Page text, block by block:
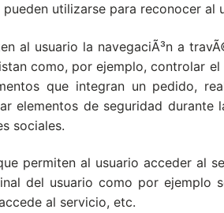
utilizarse para reconocer al
al usuario la navegaciÃ³n a
como, por ejemplo, controlar
que integran un pedido,
elementos de seguridad
sociales.
permiten al usuario acceder al
del usuario como por
al servicio, etc.